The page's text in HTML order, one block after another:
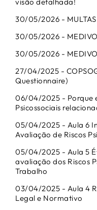
visão detalhada!
30/05/2026 - MULTAS
30/05/2026 -
30/05/2026 -
27/04/2025 -
Questionnaire)
06/04/2025 - Porque
Psicossociais
05/04/2025 - Aula 6
Avaliação de Riscos
05/04/2025 - Aula 5
avaliação dos Riscos
Trabalho
03/04/2025 - Aula 4
Legal e Normativo